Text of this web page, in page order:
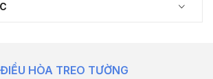
ĐIỀU HÒA TREO TƯỜNG